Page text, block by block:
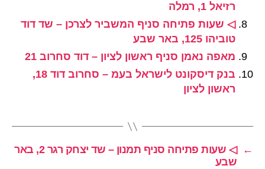
רזיאל 1, רמלה
◁ שעות פתיחה סניף המשביר לצרכן – שד דוד
טוביהו 125, באר שבע
מאפה נאמן סניף ראשון לציון – דוד סחרוב 21
בנק דיסקונט לישראל בעמ – סחרוב דוד 18,
ראשון לציון
←
◁ שעות פתיחה סניף תמנון – שד יצחק רגר 2, באר
שבע